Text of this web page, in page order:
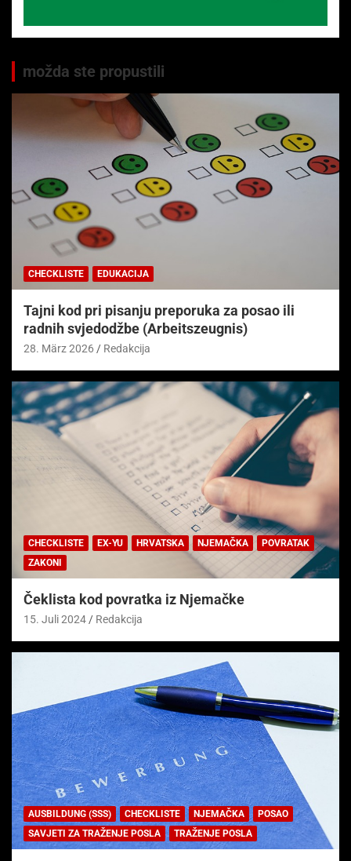
možda ste propustili
CHECKLISTE EDUKACIJA
Tajni kod pri pisanju preporuka za posao ili
radnih svjedodžbe (Arbeitszeugnis)
28. März 2026 Redakcija
CHECKLISTE EX-YU HRVATSKA NJEMAČKA
POVRATAK
ZAKONI
Čeklista kod povratka iz Njemačke
15. Juli 2024 Redakcija
AUSBILDUNG (SSS) CHECKLISTE NJEMAČKA
POSAO
SAVJETI ZA TRAŽENJE POSLA
TRAŽENJE POSLA